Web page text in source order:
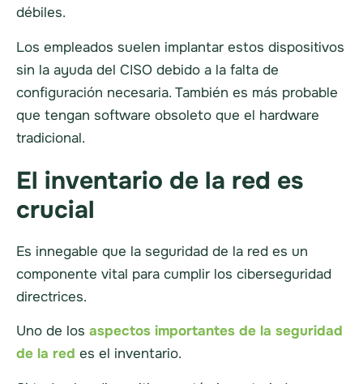
débiles.
Los empleados suelen implantar estos dispositivos
sin la ayuda del CISO debido a la falta de
configuración necesaria. También es más probable
que tengan software obsoleto que el hardware
tradicional.
El inventario de la red es
crucial
Es innegable que la seguridad de la red es un
componente vital para cumplir los ciberseguridad
directrices.
Uno de los aspectos importantes de la seguridad
de la red es el inventario.